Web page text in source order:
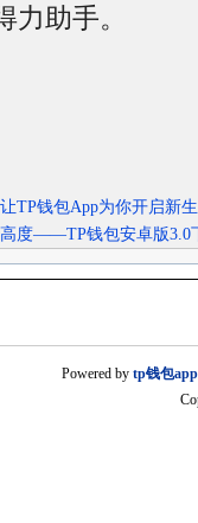
力助手。
TP钱包App为你开启新
度——TP钱包安卓版3.0
Powered by tp钱包